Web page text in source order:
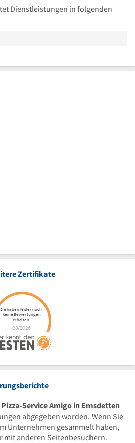
Dienstleistungen in folgenden
Zertifikate
Service Amigo in Emsdetten
abgegeben worden. Wenn Sie
Unternehmen gesammelt haben,
mit anderen Seitenbesuchern.